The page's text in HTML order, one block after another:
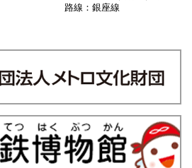
路線：銀座線